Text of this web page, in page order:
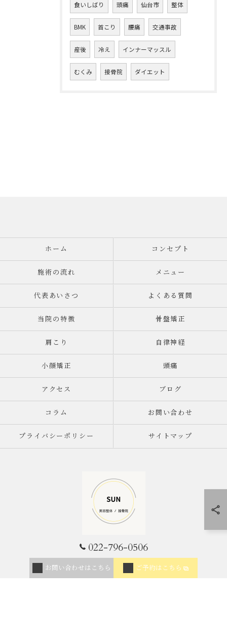
食いしばり 頭痛 仙台市 整体
BMK 首こり 腰痛 交通事故
産後 冷え インナーマッスル
むくみ 接骨院 ダイエット
022-796-0506
お問い合わせはこちら ご予約はこちら
ホーム コンセプト
施術の流れ メニュー
代表あいさつ よくある質問
当院の特徴 骨盤矯正
肩こり 自律神経
小顔矯正 頭痛
アクセス ブログ
コラム お問い合わせ
プライバシーポリシー サイトマップ
© 2026 宮城県仙台市の整体なら美容整体/接骨院SUN ALL RIGHTS RESERVED.